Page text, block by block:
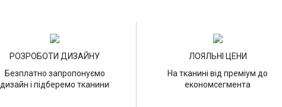
РОЗРОБОТИ ДИЗАЙНУ
Безплатно запропонуємо
дизайн і підберемо тканини
ЛОЯЛЬНІ ЦЕНИ
На тканині від преміум до
економсегмента